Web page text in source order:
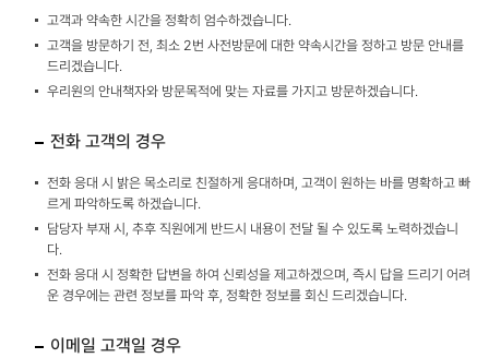
고객과 약속한 시간을 정확히 엄수하겠습니다.
고객을 방문하기 전, 최소 2번 사전방문에 대한 약속시간을 정하고 방문 안내를
드리겠습니다.
우리원의 안내책자와 방문목적에 맞는 자료를 가지고 방문하겠습니다.
전화 고객의 경우
전화 응대 시 밝은 목소리로 친절하게 응대하며, 고객이 원하는 바를 명확하고 빠
르게 파악하도록 하겠습니다.
담당자 부재 시, 추후 직원에게 반드시 내용이 전달 될 수 있도록 노력하겠습니
다.
전화 응대 시 정확한 답변을 하여 신뢰성을 제고하겠으며, 즉시 답을 드리기 어려
운 경우에는 관련 정보를 파악 후, 정확한 정보를 회신 드리겠습니다.
이메일 고객일 경우